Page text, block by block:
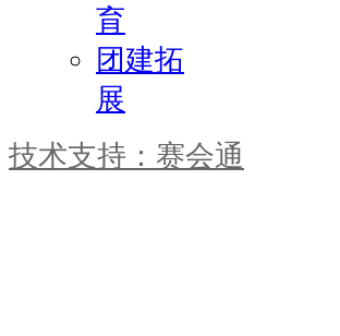
育
团建拓
展
技术支持：赛会通